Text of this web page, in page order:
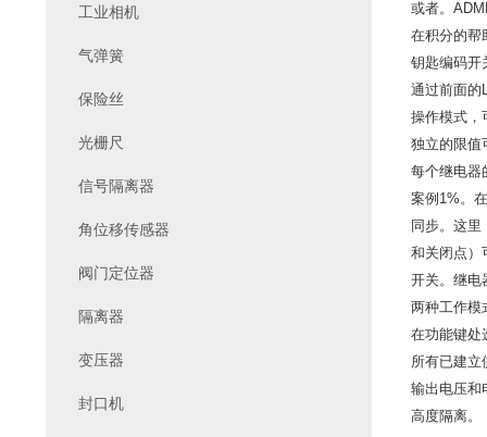
或者。
在积分的帮
钥匙编码开
通过前面的
操作模式，
独立的限值
每个继电器
案例1%。
同步。这里
和关闭点）
开关。继电
两种工作模
在功能键处
所有已建立
输出电压和
高度隔离。
工业相机
气弹簧
保险丝
光栅尺
信号隔离器
角位移传感器
阀门定位器
隔离器
变压器
封口机